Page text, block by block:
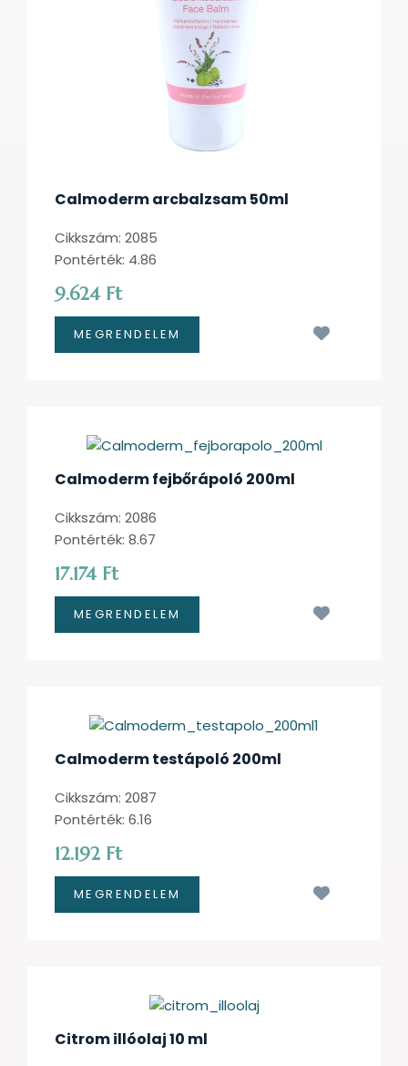
Calmoderm arcbalzsam 50ml
Cikkszám: 2085
Pontérték: 4.86
9.624 Ft
Calmoderm fejbőrápoló 200ml
Cikkszám: 2086
Pontérték: 8.67
17.174 Ft
Calmoderm testápoló 200ml
Cikkszám: 2087
Pontérték: 6.16
12.192 Ft
Citrom illóolaj 10 ml